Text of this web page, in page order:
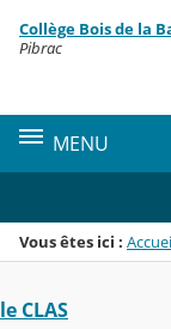
Menu de la
Contenu
Collège Bois de la
Pibrac
MENU
Vous êtes ici :
le CLAS